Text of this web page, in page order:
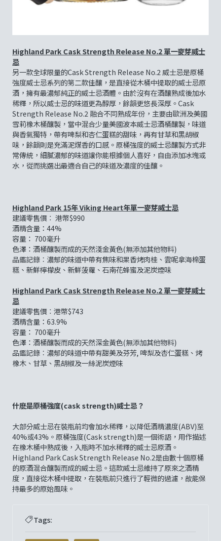
Highland Park Cask Strength Release No.2單一麥芽威士
忌
另一款全球限量的Cask Strength Release No.2 威士忌是原桶
強度威士忌系列的第二款佳釀，是直接從木桶中提取的威士忌原
酒，擁有最濃郁純正的威士忌酒體。由於沒有在酒釀熟成後加水
稀釋，所以威士忌的味道更為醇厚，餘韻更悠長深厚。Cask
Strength Release No.2 融合不同熟成年份，主要由歐洲及美國
雪莉橡木桶釀製，當中混合少量美國波本威士忌酒桶釀製，味道
與香氣獨特，帶有啤梨和杏仁蛋糕的甜味，再有甘草和黑胡椒
味，餘韻則是充滿泥煤香的口感。原桶強度的威士忌釀製方式非
常傳統，細膩濃郁的味道讓你能根據個人喜好，自由添加冰塊或
水，從而挑選出最適合自己的味道及濃度的佳釀。
Highland Park 15年Viking Heart年單一麥芽威士忌
建議零售價︰ 港幣$990
酒精含量：44%
容量： 700毫升
色澤：酒桶釀製而成的天然淺金黃色(無添加其他物料)
品鑑記錄︰濃郁的味道中帶有焦味和果香烤肉桂、雲呢拿海棉蛋
糕、新鮮檸檬皮、新鮮菠蘿、石南花蜂蜜及泥炭煙味
Highland Park Cask Strength Release No.2單一麥芽威士
忌
建議零售價︰港幣$743
酒精含量：63.9%
容量： 700毫升
色澤：酒桶釀製而成的天然深金黃色(無添加其他物料)
品鑑記錄︰濃郁的味道中帶有甜美及芬芳, 啤梨及杏仁蛋糕、烤
橡木、甘草、黑胡椒及一絲泥炭煙味
什麽是原桶強度(cask strength)威士忌？
大部分威士忌在裝瓶前均會加水稀釋，以降低酒精濃度(ABV)至
40%或43%。原桶強度(Cask strength)是一個術語，用作描述
在橡木桶中熟成後，入瓶時不加水稀釋的威士忌原酒。
Highland Park Cask Strength Release No.2是由數十個原桶
的原酒混合釀製而成的威士忌。這款威士忌維持了原來之酒精
度，直接從木桶中提取，在裝瓶前只進行了輕微的過濾，故能保
持最多的原始風味。
Tags: